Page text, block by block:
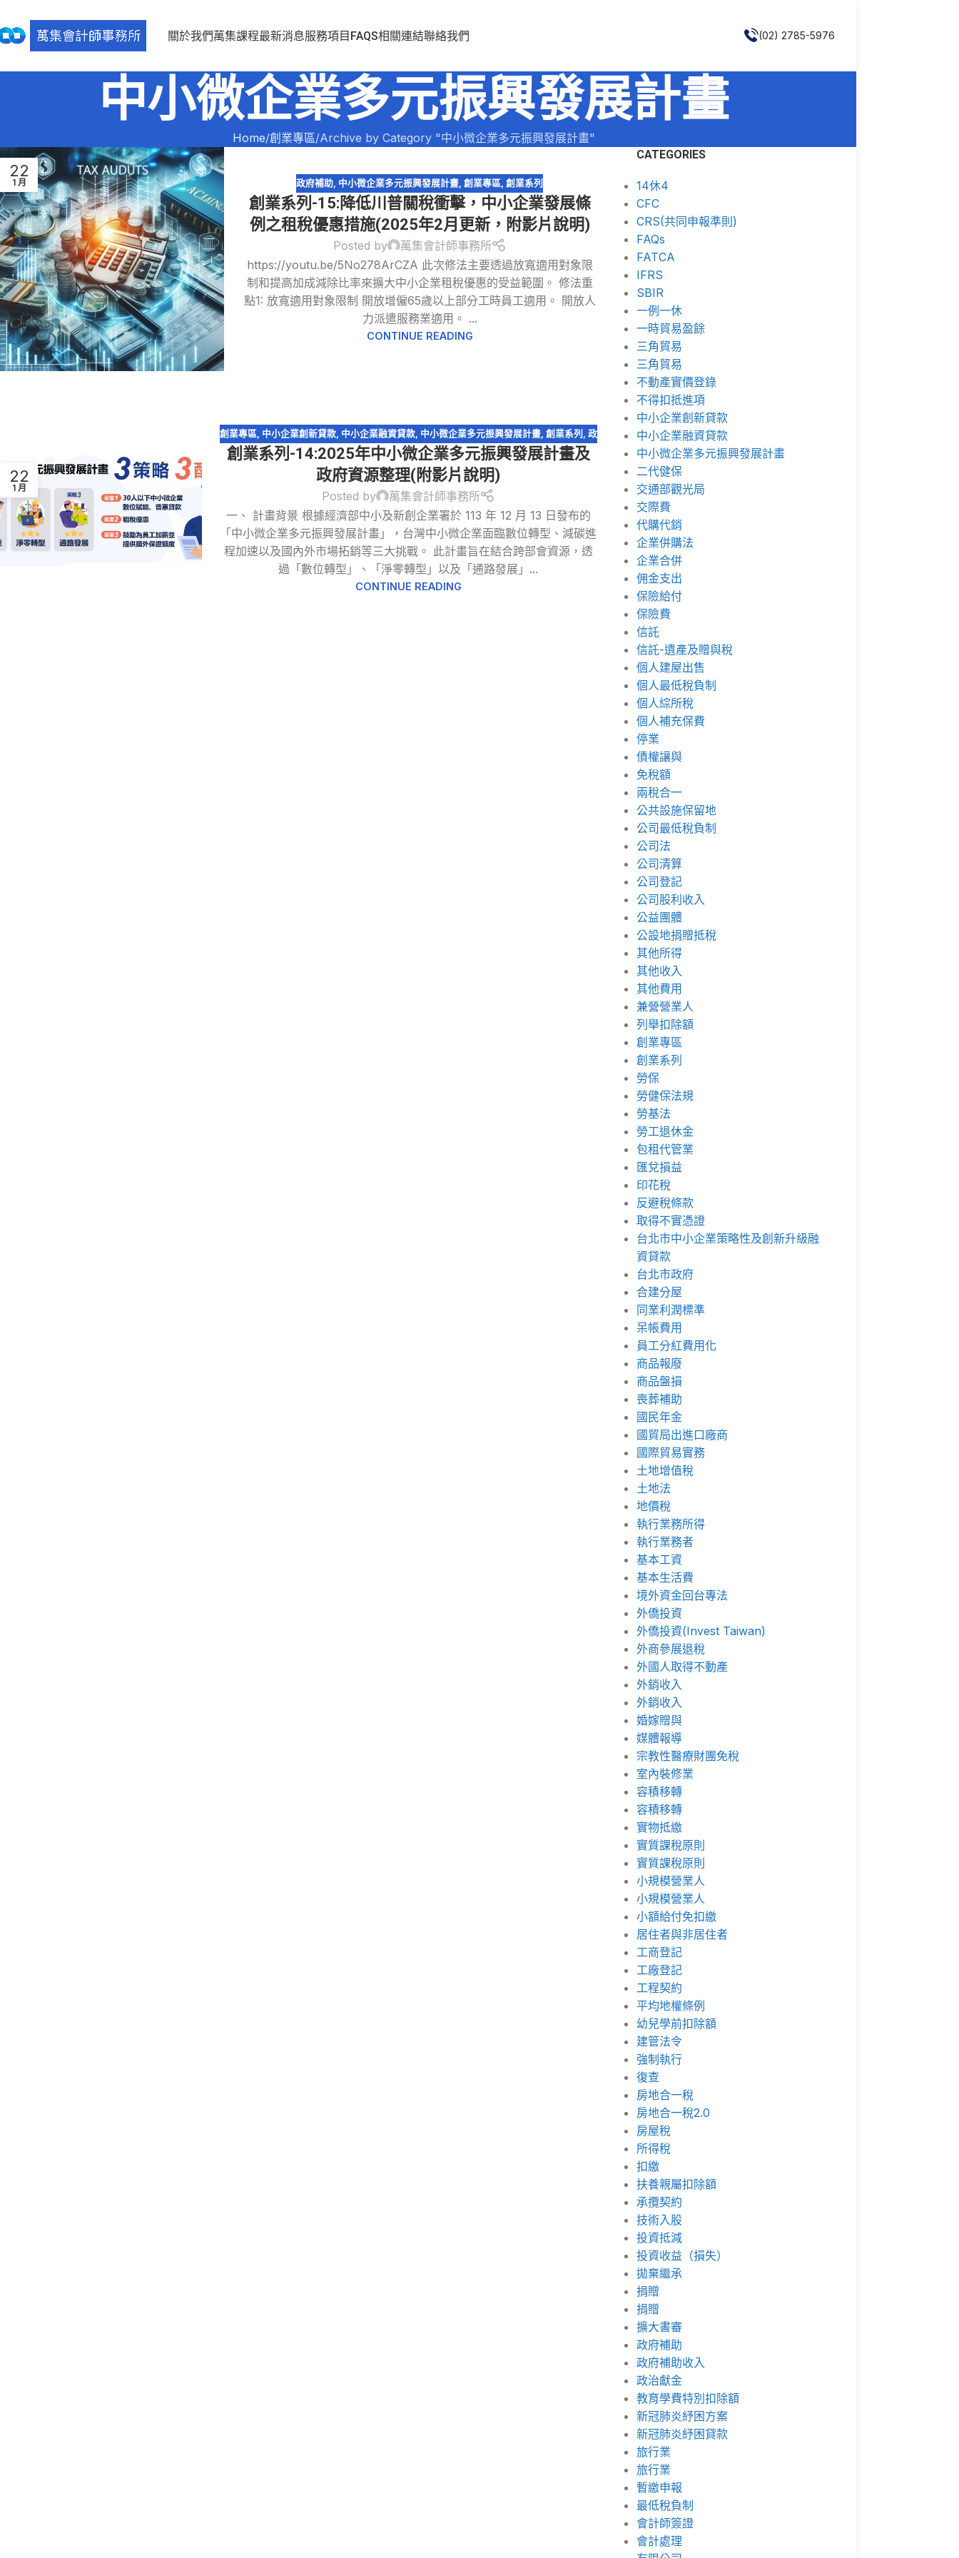
關於我們萬集課程最新消息服務項目 FAQS相關連結聯絡我們 (02) 2785-5976
中小微企業多元振興發展計畫
Home 創業專區 Archive by Category "中小微企業多元振興發展計畫"
22
1 月 政府補助, 中小微企業多元振興發展計畫,創業專區,創業系列
創業系列-15:降低川普關稅衝擊，中小企業發展條
例之租稅優惠措施(2025年2月更新，附影片說明)
Posted by
萬集會計師事務所
https://youtu.be/5No278ArCZA 此次修法主要透過放寬適用對象限
制和提高加成減除比率來擴大中小企業租稅優惠的受益範圍。 修法重
點1: 放寬適用對象限制 開放增僱65歲以上部分工時員工適用。 開放人
力派遣服務業適用。 ...
CONTINUE READING
22
1 月
創業專區, 中小企業創新貸款, 中小企業融資貸款, 中小微企業多元振興發展計畫, 創業系列 , 政
府補助
創業系列-14:2025年中小微企業多元振興發展計畫及
政府資源整理(附影片說明)
Posted by
萬集會計師事務所
一、 計畫背景 根據經濟部中小及新創企業署於 113 年 12 月 13 日發布的
「中小微企業多元振興發展計畫」，台灣中小微企業面臨數位轉型、減碳進
程加速以及國內外市場拓銷等三大挑戰。 此計畫旨在結合跨部會資源，透
過「數位轉型」、「淨零轉型」以及「通路發展」...
CONTINUE READING
CATEGORIES
14休4
CFC
CRS(共同申報準則)
FAQs
FATCA
IFRS
SBIR
一例一休
一時貿易盈餘
三角貿易
三角貿易
不動產實價登錄
不得扣抵進項
中小企業創新貸款
中小企業融資貸款
中小微企業多元振興發展計畫
二代健保
交通部觀光局
交際費
代購代銷
企業併購法
企業合併
佣金支出
保險給付
保險費
信託
信託-遺產及贈與稅
個人建屋出售
個人最低稅負制
個人綜所稅
個人補充保費
停業
債權讓與
免稅額
兩稅合一
公共設施保留地
公司最低稅負制
公司法
公司清算
公司登記
公司股利收入
公益團體
公設地捐贈抵稅
其他所得
其他收入
其他費用
兼營營業人
列舉扣除額
創業專區
創業系列
勞保
勞健保法規
勞基法
勞工退休金
包租代管業
匯兌損益
印花稅
反避稅條款
取得不實憑證
台北市中小企業策略性及創新升級融
資貸款
台北市政府
合建分屋
同業利潤標準
呆帳費用
員工分紅費用化
商品報廢
商品盤損
喪葬補助
國民年金
國貿局出進口廠商
國際貿易實務
土地增值稅
土地法
地價稅
執行業務所得
執行業務者
基本工資
基本生活費
境外資金回台專法
外僑投資
外僑投資(Invest Taiwan)
外商參展退稅
外國人取得不動產
外銷收入
外銷收入
婚嫁贈與
媒體報導
宗教性醫療財團免稅
室內裝修業
容積移轉
容積移轉
實物抵繳
實質課稅原則
實質課稅原則
小規模營業人
小規模營業人
小額給付免扣繳
居住者與非居住者
工商登記
工廠登記
工程契約
平均地權條例
幼兒學前扣除額
建管法令
強制執行
復查
房地合一稅
房地合一稅2.0
房屋稅
所得稅
扣繳
扶養親屬扣除額
承攬契約
技術入股
投資抵減
投資收益（損失）
拋棄繼承
捐贈
捐贈
擴大書審
政府補助
政府補助收入
政治獻金
教育學費特別扣除額
新冠肺炎紓困方案
新冠肺炎紓困貸款
旅行業
旅行業
暫繳申報
最低稅負制
會計師簽證
會計處理